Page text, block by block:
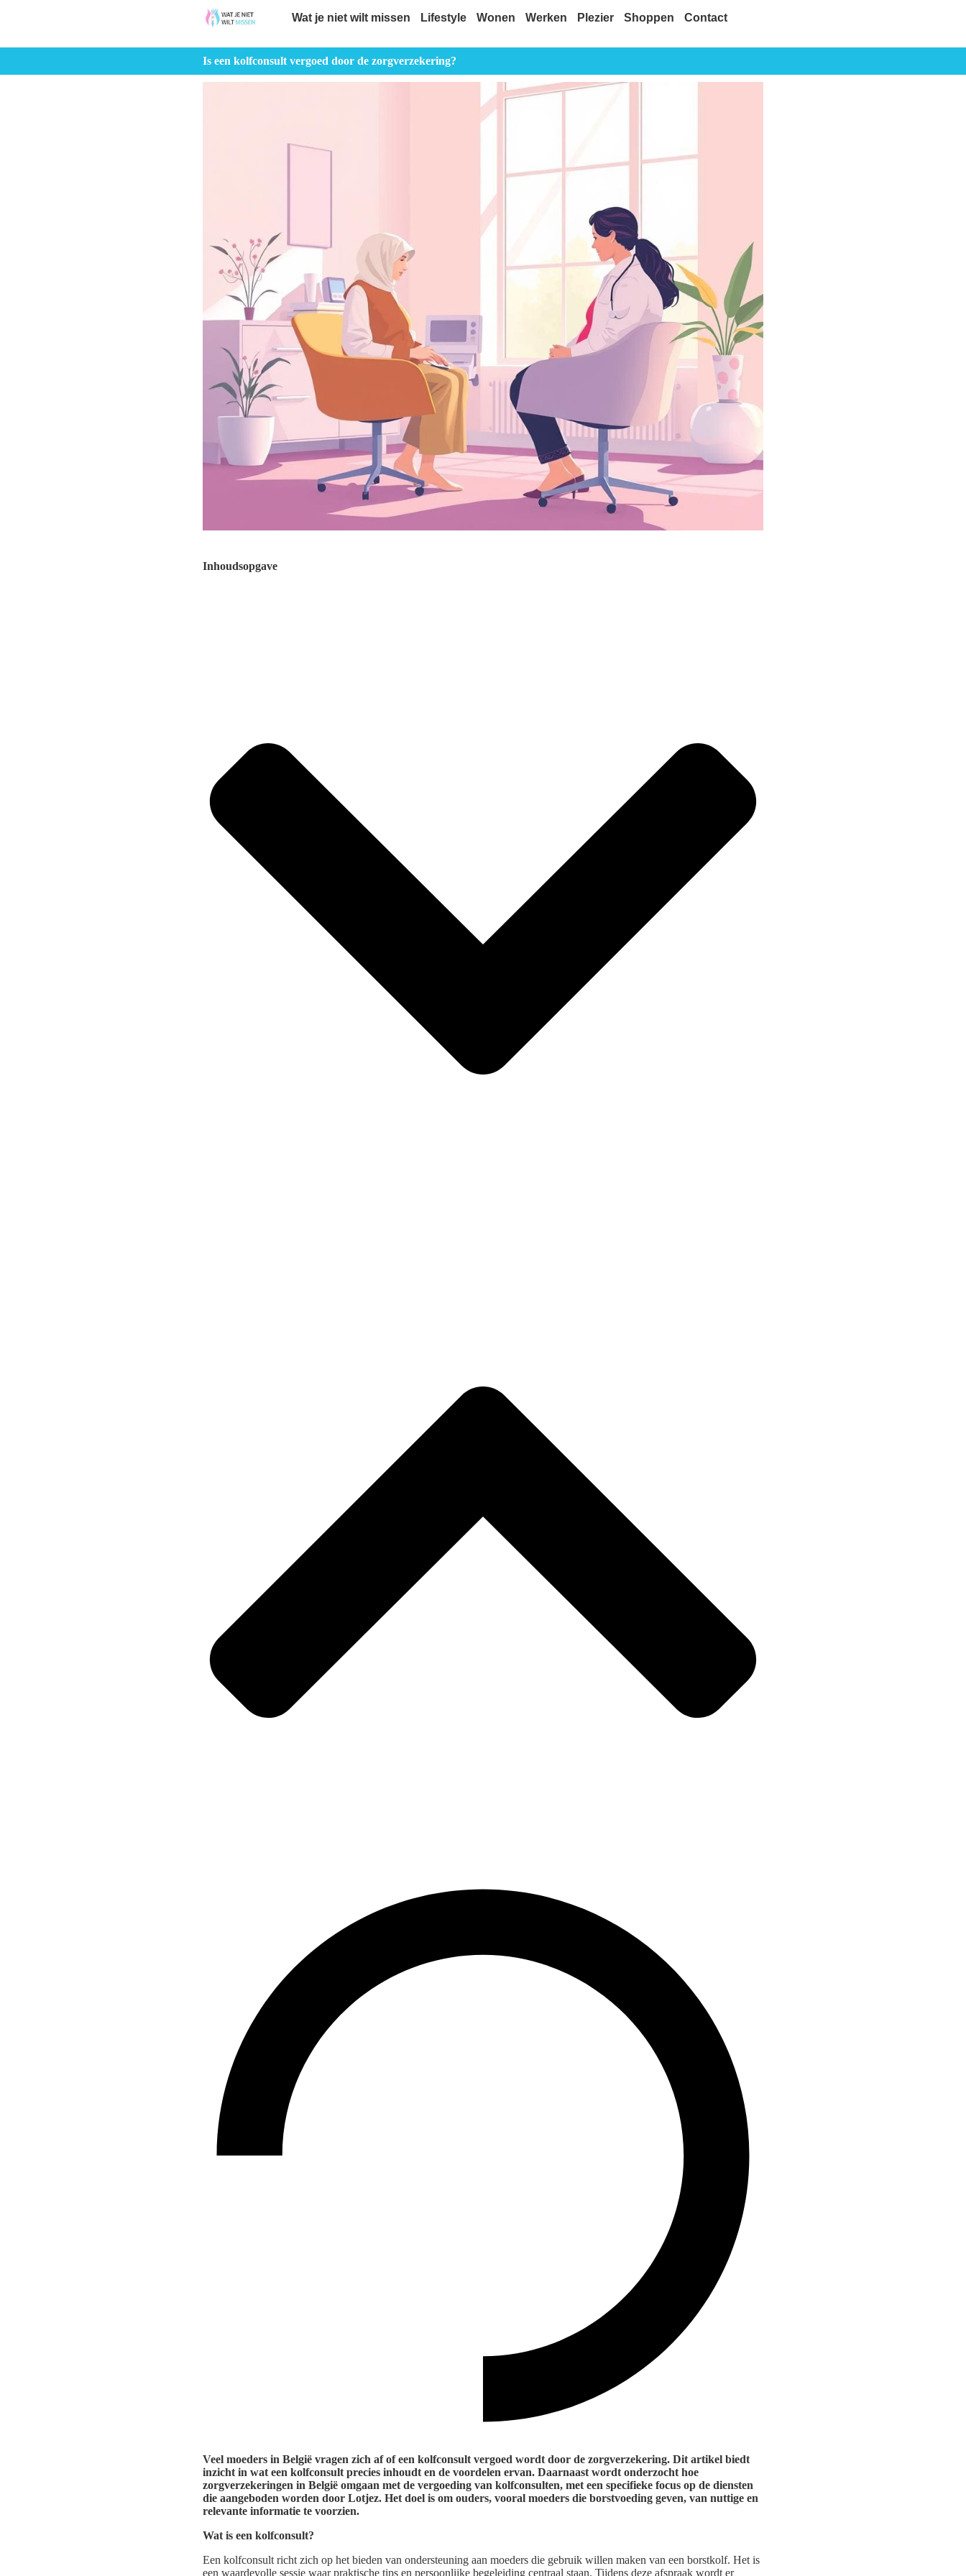
Wat je niet wilt missen Lifestyle Wonen Werken Plezier Shoppen Contact
Is een kolfconsult vergoed door de zorgverzekering?
Inhoudsopgave
Veel moeders in België vragen zich af of een kolfconsult vergoed wordt door de zorgverzekering. Dit artikel biedt
inzicht in wat een kolfconsult precies inhoudt en de voordelen ervan. Daarnaast wordt onderzocht hoe
zorgverzekeringen in België omgaan met de vergoeding van kolfconsulten, met een specifieke focus op de diensten
die aangeboden worden door Lotjez. Het doel is om ouders, vooral moeders die borstvoeding geven, van nuttige en
relevante informatie te voorzien.
Wat is een kolfconsult?
Een kolfconsult richt zich op het bieden van ondersteuning aan moeders die gebruik willen maken van een borstkolf. Het is
een waardevolle sessie waar praktische tips en persoonlijke begeleiding centraal staan. Tijdens deze afspraak wordt er